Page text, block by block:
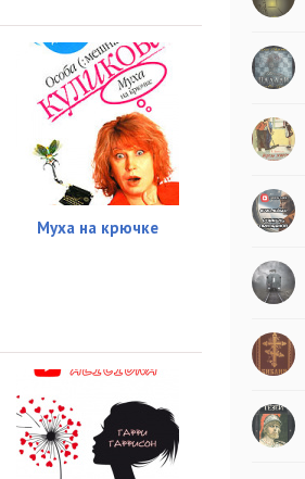
Муха на крючке